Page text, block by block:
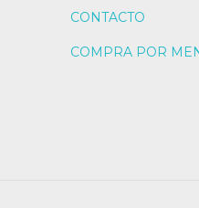
CONTACTO
COMPRA POR